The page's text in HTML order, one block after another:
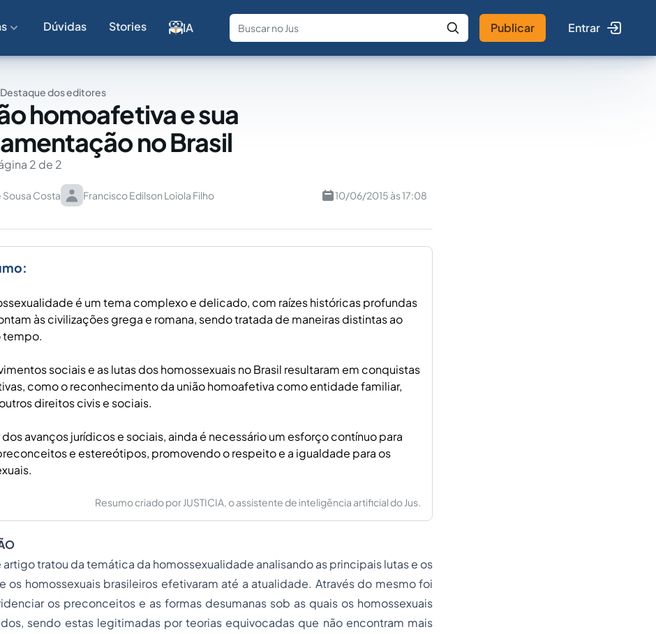
Dúvidas Stories IA
Fale com a IA Buscar no Jus
Publicar Entrar
Destaque dos editores
homoafetiva e sua
no Brasil
2 de 2
Sousa Costa Francisco Edilson Loiola Filho 10/06/2015 às 17:08
é um tema complexo e delicado, com raízes históricas profundas
às civilizações grega e romana, sendo tratada de maneiras distintas ao
tempo.
sociais e as lutas dos homossexuais no Brasil resultaram em conquistas
como o reconhecimento da união homoafetiva como entidade familiar,
direitos civis e sociais.
avanços jurídicos e sociais, ainda é necessário um esforço contínuo para
e estereótipos, promovendo o respeito e a igualdade para os
Resumo criado por JUSTICIA, o assistente de inteligência artificial do Jus.
artigo tratou da temática da homossexualidade analisando as principais lutas e os
os homossexuais brasileiros efetivaram até a atualidade. Através do mesmo foi
os preconceitos e as formas desumanas sob as quais os homossexuais
sendo estas legitimadas por teorias equivocadas que não encontram mais